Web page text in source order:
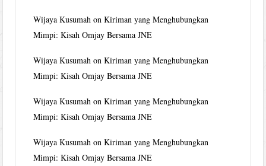
Wijaya Kusumah onKiriman yang Menghubungkan
Mimpi: Kisah Omjay Bersama JNE
Wijaya Kusumah onKiriman yang Menghubungkan
Mimpi: Kisah Omjay Bersama JNE
Wijaya Kusumah onKiriman yang Menghubungkan
Mimpi: Kisah Omjay Bersama JNE
Wijaya Kusumah onKiriman yang Menghubungkan
Mimpi: Kisah Omjay Bersama JNE